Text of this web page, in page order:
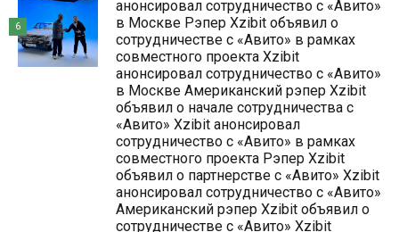
анонсировал сотрудничество с «Авито»
в Москве Рэпер Xzibit объявил о
сотрудничестве с «Авито» в рамках
совместного проекта Xzibit
анонсировал сотрудничество с «Авито»
в Москве Американский рэпер Xzibit
объявил о начале сотрудничества с
«Авито» Xzibit анонсировал
сотрудничество с «Авито» в рамках
совместного проекта Рэпер Xzibit
объявил о партнерстве с «Авито» Xzibit
анонсировал сотрудничество с «Авито»
Американский рэпер Xzibit объявил о
сотрудничестве с «Авито» Xzibit
6